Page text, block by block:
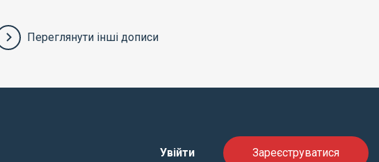
Переглянути інші дописи
Увійти Зареєструватися